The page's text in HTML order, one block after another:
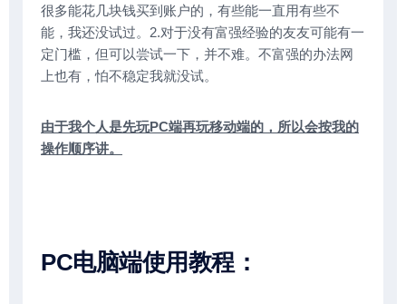
很多能花几块钱买到账户的，有些能一直用有些不
能，我还没试过。2.对于没有富强经验的友友可能有一
定门槛，但可以尝试一下，并不难。不富强的办法网
上也有，怕不稳定我就没试。
由于我个人是先玩PC端再玩移动端的，所以会按我的
操作顺序讲。
PC电脑端使用教程：